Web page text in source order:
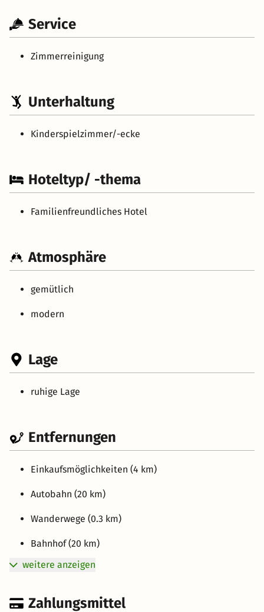
Service
Zimmerreinigung
Unterhaltung
Kinderspielzimmer/-ecke
Hoteltyp/ -thema
Familienfreundliches Hotel
Atmosphäre
gemütlich
modern
Lage
ruhige Lage
Entfernungen
Einkaufsmöglichkeiten (4 km)
Autobahn (20 km)
Wanderwege (0.3 km)
Bahnhof (20 km)
weitere anzeigen
Zahlungsmittel